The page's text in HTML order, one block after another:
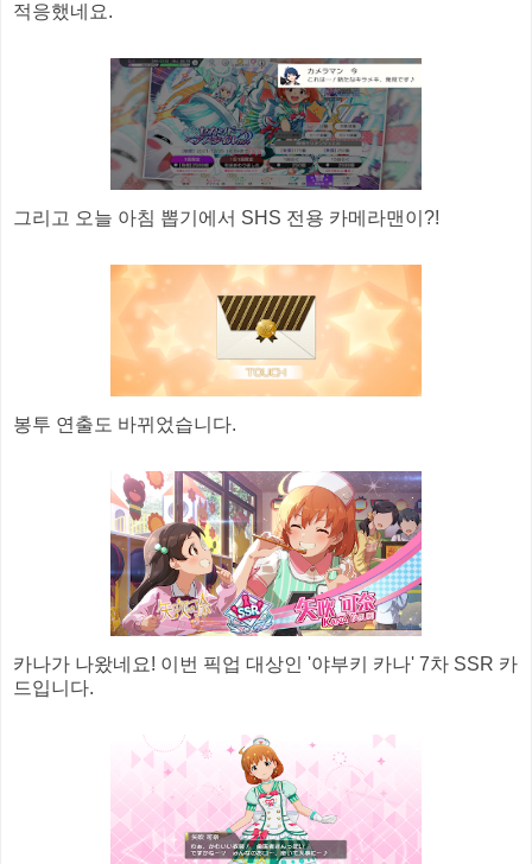
적응했네요.
그리고 오늘 아침 뽑기에서 SHS 전용 카메라맨이?!
봉투 연출도 바뀌었습니다.
카나가 나왔네요! 이번 픽업 대상인 '야부키 카나' 7차 SSR 카
드입니다.